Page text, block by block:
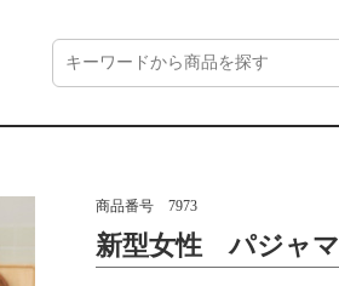
商品番号 7973
新型女性 パジャマ